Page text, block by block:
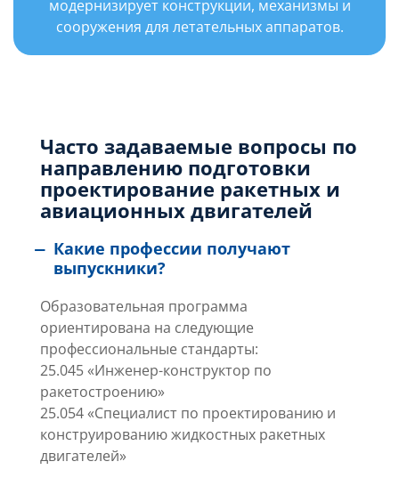
модернизирует конструкции, механизмы и
сооружения для летательных аппаратов.
Часто задаваемые вопросы по
направлению подготовки
проектирование ракетных и
авиационных двигателей
Какие профессии получают
выпускники?
Образовательная программа
ориентирована на следующие
профессиональные стандарты:
25.045 «Инженер-конструктор по
ракетостроению»
25.054 «Специалист по проектированию и
конструированию жидкостных ракетных
двигателей»